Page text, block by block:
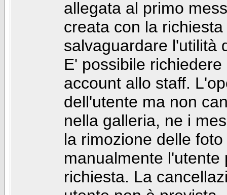
allegata al primo
creata con la
salvaguardare l'utilità
E' possibile
account allo staff.
dell'utente ma non
nella galleria, ne i
la rimozione delle
manualmente
richiesta. La